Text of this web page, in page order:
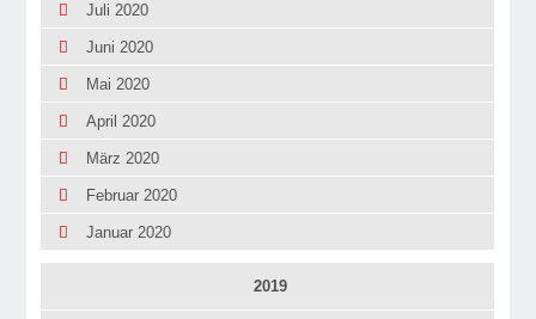
Juli 2020
Juni 2020
Mai 2020
April 2020
März 2020
Februar 2020
Januar 2020
2019